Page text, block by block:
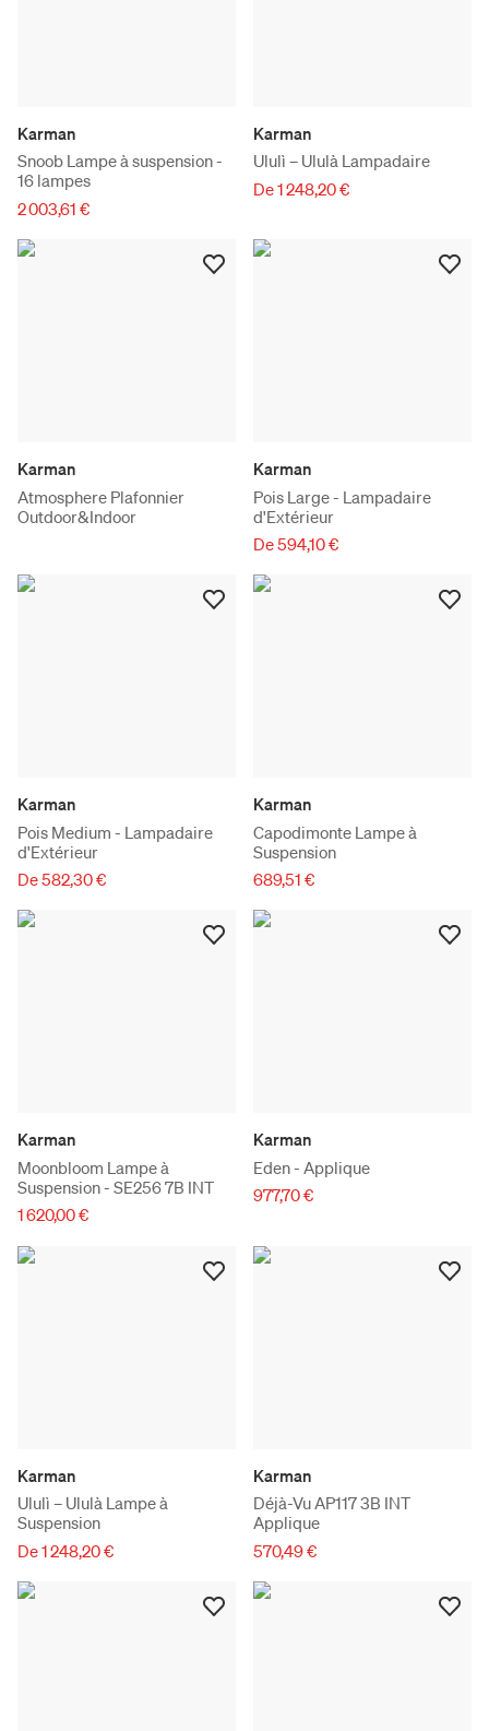
Karman
Snoob Lampe à suspension -
16 lampes
2 003,61 €
Karman
Ululì – Ululà Lampadaire
De 1 248,20 €
Karman
Atmosphere Plafonnier
Outdoor&Indoor
Karman
Pois Large - Lampadaire
d'Extérieur
De 594,10 €
Karman
Pois Medium - Lampadaire
d'Extérieur
De 582,30 €
Karman
Capodimonte Lampe à
Suspension
689,51 €
Karman
Moonbloom Lampe à
Suspension - SE256 7B INT
1 620,00 €
Karman
Eden - Applique
977,70 €
Karman
Ululì – Ululà Lampe à
Suspension
De 1 248,20 €
Karman
Déjà-Vu AP117 3B INT
Applique
570,49 €